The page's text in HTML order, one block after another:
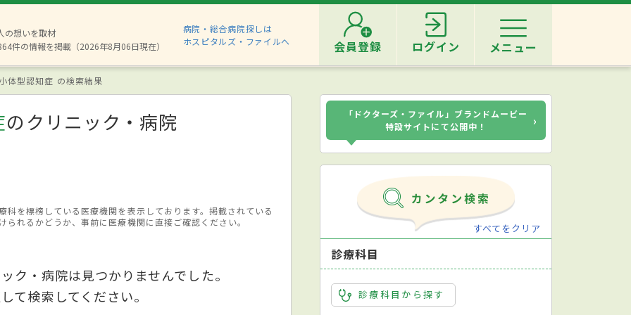
の想いを取材
件の情報を掲載（2026年8月06日現在）
病院・総合病院探しは
ホスピタルズ・ファイルへ
会員登録 ログイン メニュー
体型認知症 の検索結果
のクリニック・病院
を標榜している医療機関を表示しております。掲載されている
れるかどうか、事前に医療機関に直接ご確認ください。
ク・病院は見つかりませんでした。
て検索してください。
「ドクターズ・ファイル」ブランドムービー
特設サイトにて公開中！
›
すべてをクリア
診療科目
診療科目から探す